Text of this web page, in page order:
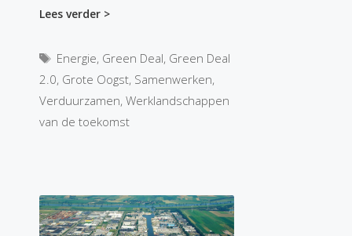
Lees verder >
Tags
Energie, Green Deal, Green Deal
2.0, Grote Oogst, Samenwerken,
Verduurzamen, Werklandschappen
van de toekomst